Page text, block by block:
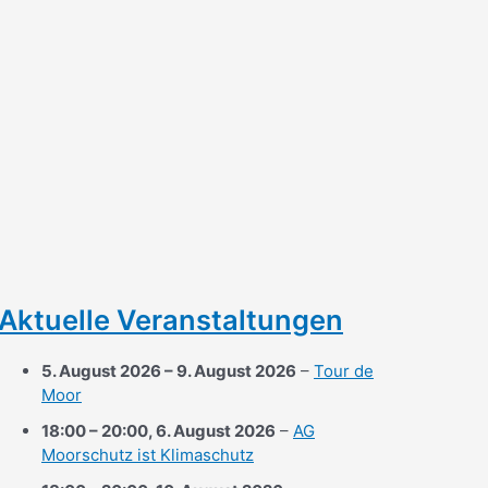
Veranstaltungen
5. August 2026 –9. August 2026 – Tour de
Moor
18:00– 20:00,6. August 2026 – AG
Moorschutz ist Klimaschutz